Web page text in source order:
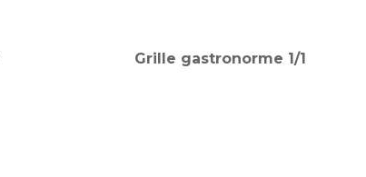
Grille gastronorme 1/1